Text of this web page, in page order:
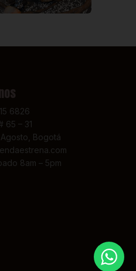
6826
65 – 31
Bogotá
8am – 5pm